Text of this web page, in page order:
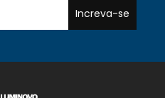
Increva-se